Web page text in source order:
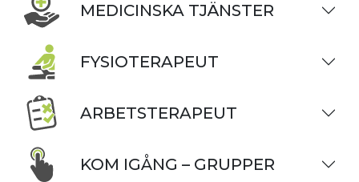
MEDICINSKA TJÄNSTER
FYSIOTERAPEUT
ARBETSTERAPEUT
KOM IGÅNG – GRUPPER